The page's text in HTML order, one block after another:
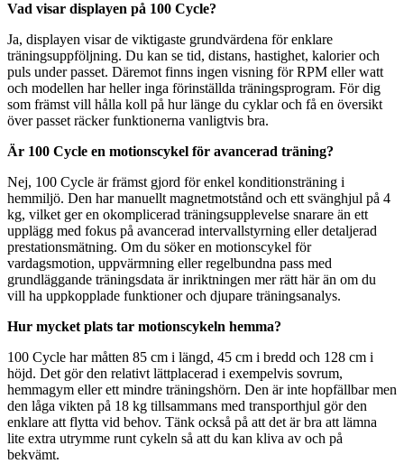
Vad visar displayen på 100 Cycle?
Ja, displayen visar de viktigaste grundvärdena för enklare
träningsuppföljning. Du kan se tid, distans, hastighet, kalorier och
puls under passet. Däremot finns ingen visning för RPM eller watt
och modellen har heller inga förinställda träningsprogram. För dig
som främst vill hålla koll på hur länge du cyklar och få en översikt
över passet räcker funktionerna vanligtvis bra.
Är 100 Cycle en motionscykel för avancerad träning?
Nej, 100 Cycle är främst gjord för enkel konditionsträning i
hemmiljö. Den har manuellt magnetmotstånd och ett svänghjul på 4
kg, vilket ger en okomplicerad träningsupplevelse snarare än ett
upplägg med fokus på avancerad intervallstyrning eller detaljerad
prestationsmätning. Om du söker en motionscykel för
vardagsmotion, uppvärmning eller regelbundna pass med
grundläggande träningsdata är inriktningen mer rätt här än om du
vill ha uppkopplade funktioner och djupare träningsanalys.
Hur mycket plats tar motionscykeln hemma?
100 Cycle har måtten 85 cm i längd, 45 cm i bredd och 128 cm i
höjd. Det gör den relativt lättplacerad i exempelvis sovrum,
hemmagym eller ett mindre träningshörn. Den är inte hopfällbar men
den låga vikten på 18 kg tillsammans med transporthjul gör den
enklare att flytta vid behov. Tänk också på att det är bra att lämna
lite extra utrymme runt cykeln så att du kan kliva av och på
bekvämt.